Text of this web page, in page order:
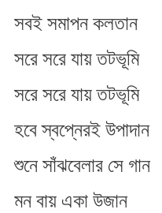
সবই সমাপন কলতান
সরে সরে যায় তটভূমি
সরে সরে যায় তটভূমি
হবে স্বপ্নেরই উপাদান
শুনে সাঁঝবেলার সে গান
মন বায় একা উজান